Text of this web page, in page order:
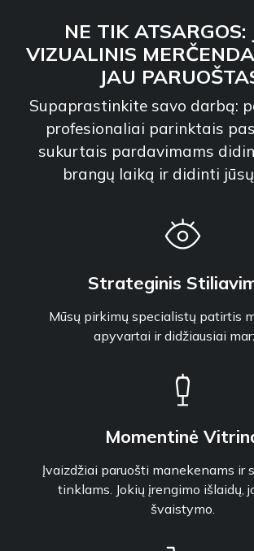
NE TIK ATSARGOS:
VIZUALINIS
JAU
Supaprastinkite savo darbą:
profesionaliai parinktais
sukurtais pardavimams
brangų laiką ir didinti
Strateginis
Mūsų pirkimų specialistų patirtis
apyvartai ir didžiausiai
Momentinė
Įvaizdžiai paruošti manekenams ir
tinklams. Jokių įrengimo išlaidų,
švaistymo.